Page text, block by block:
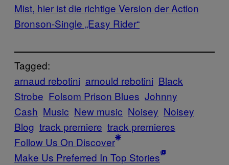
Mist, hier ist die richtige Version der Action
Bronson-Single „Easy Rider“
Tagged:
arnaud rebotini arnould rebotini Black
Strobe Folsom Prison Blues Johnny
Cash Music New music Noisey Noisey
Blog track premiere track premieres
Follow Us On Discover
Make Us Preferred In Top Stories